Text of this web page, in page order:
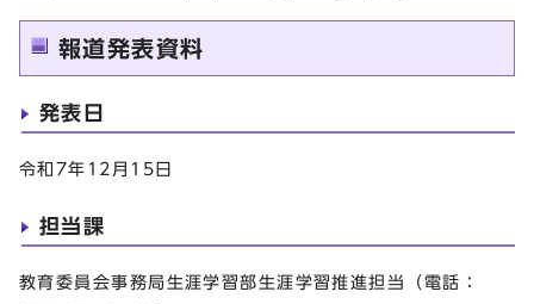
報道発表資料
発表日
令和7年12月15日
担当課
教育委員会事務局生涯学習部生涯学習推進担当（電話：